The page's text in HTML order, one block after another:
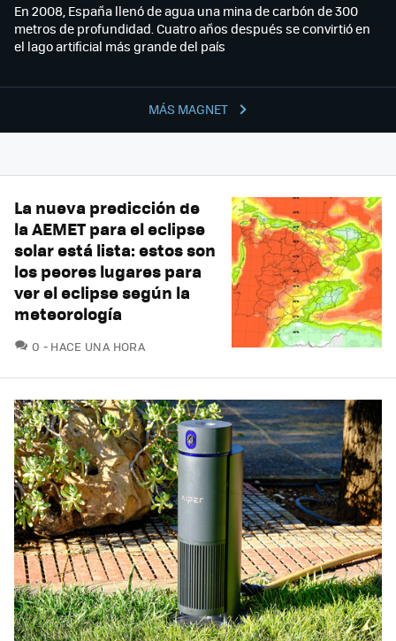
MÁS MAGNET
En 2008, España llenó de agua una mina de carbón de 300
metros de profundidad. Cuatro años después se convirtió en
el lago artificial más grande del país
La nueva predicción de
la AEMET para el eclipse
solar está lista: estos son
los peores lugares para
ver el eclipse según la
meteorología
0 COMENTARIOS
HACE UNA HORA